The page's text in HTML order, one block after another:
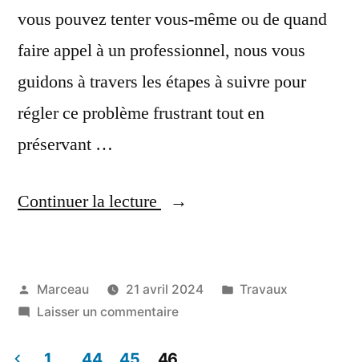
vous pouvez tenter vous-même ou de quand
faire appel à un professionnel, nous vous
guidons à travers les étapes à suivre pour
régler ce problème frustrant tout en
préservant …
Continuer la lecture
« Comment
porte
3
Publié
par
Marceau 21 avril 2024
Publié
Travaux
Laisser un commentairesur